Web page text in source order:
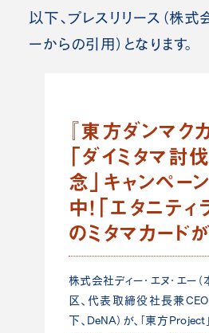
以下、プレスリリース（株式
ーからの引用）となります。
『東方ダンマク
「ダイミタマ討
念」キャンペー
中！「エタニティ
のミタマカード
株式会社ディー・エヌ・エー
区、代表取締役社長兼
下、DeNA）が、「東方